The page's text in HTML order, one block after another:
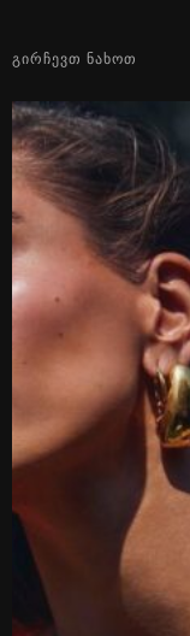
ᲒᲘᲠᲩᲔᲕᲗ ᲜᲐᲮᲝᲗ